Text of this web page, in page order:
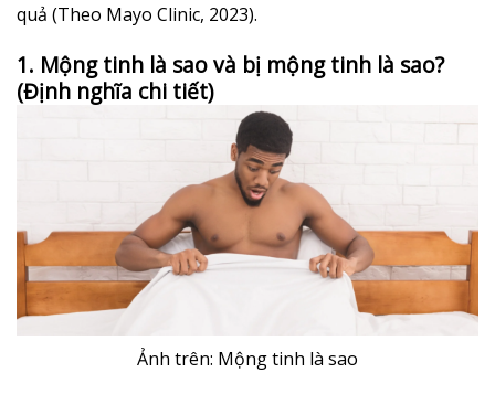
quả (Theo Mayo Clinic, 2023).
1. Mộng tinh là sao và bị mộng tinh là sao?
(Định nghĩa chi tiết)
Ảnh trên: Mộng tinh là sao